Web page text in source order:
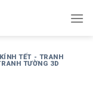
TẾT - TRANH
TƯỜNG 3D